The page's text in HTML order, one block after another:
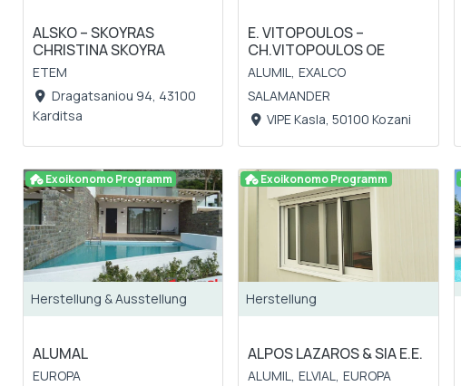
ALSKO – SKOYRAS
CHRISTINA SKOYRA
ETEM
Dragatsaniou 94, 43100
Karditsa
Ε. VITOPOULOS –
CH.VITOPOULOS OE
ALUMIL, EXALCO
SALAMANDER
VIPE Kasla, 50100 Kozani
Exoikonomo Programm
Herstellung & Ausstellung
ALUMAL
EUROPA
Exoikonomo Programm
Herstellung
ALPOS LAZAROS & SIA E.E.
ALUMIL, ELVIAL,
EUROPA